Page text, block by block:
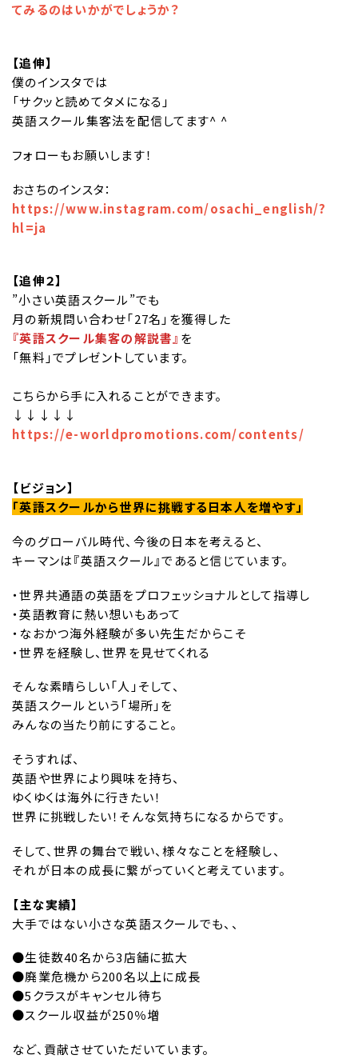
てみるのはいかがでしょうか？
【追伸】
僕のインスタでは
「サクッと読めてタメになる」
英語スクール集客法を配信してます^ ^
フォローもお願いします！
おさちのインスタ：
https://www.instagram.com/osachi_english/?
hl=ja
【追伸２】
”小さい英語スクール”でも
月の新規問い合わせ「27名」を獲得した
『英語スクール集客の解説書』 を
「無料」でプレゼントしています。
こちらから手に入れることができます。
↓↓↓↓↓
https://e-worldpromotions.com/contents/
【ビジョン】
「英語スクールから世界に挑戦する日本人を増やす」
今のグローバル時代、今後の日本を考えると、
キーマンは『英語スクール』であると信じています。
・世界共通語の英語をプロフェッショナルとして指導し
・英語教育に熱い想いもあって
・なおかつ海外経験が多い先生だからこそ
・世界を経験し、世界を見せてくれる
そんな素晴らしい「人」そして、
英語スクールという「場所」を
みんなの当たり前にすること。
そうすれば、
英語や世界により興味を持ち、
ゆくゆくは海外に行きたい！
世界に挑戦したい！そんな気持ちになるからです。
そして、世界の舞台で戦い、様々なことを経験し、
それが日本の成長に繋がっていくと考えています。
【主な実績】
大手ではない小さな英語スクールでも、、
●生徒数40名から3店舗に拡大
●廃業危機から200名以上に成長
●5クラスがキャンセル待ち
●スクール収益が250％増
など、貢献させていただいています。